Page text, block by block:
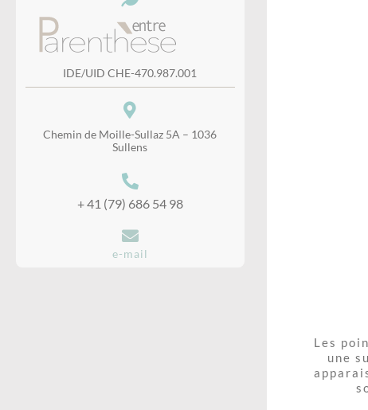
IDE/UID CHE-470.987.001
Chemin de Moille-Sullaz 5A – 1036
Sullens
+ 41 (79) 686 54 98
e-mail
Les
une